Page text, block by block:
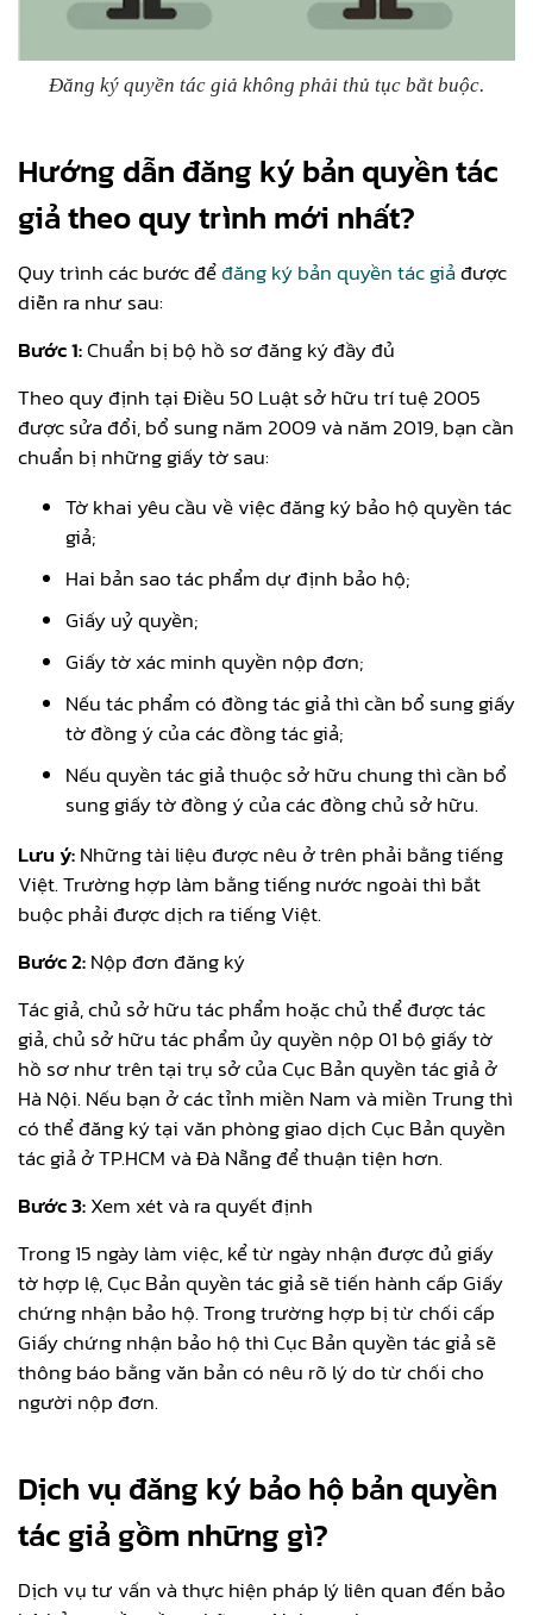
Đăng ký quyền tác giả không phải thủ tục bắt buộc.
Hướng dẫn đăng ký bản quyền tác
giả theo quy trình mới nhất?
Quy trình các bước đểđăng ký bản quyền tác giảđược
diễn ra như sau:
Bước 1:Chuẩn bị bộ hồ sơ đăng ký đầy đủ
Theo quy định tại Điều 50 Luật sở hữu trí tuệ 2005
được sửa đổi, bổ sung năm 2009 và năm 2019, bạn cần
chuẩn bị những giấy tờ sau:
Tờ khai yêu cầu về việc đăng ký bảo hộ quyền tác
giả;
Hai bản sao tác phẩm dự định bảo hộ;
Giấy uỷ quyền;
Giấy tờ xác minh quyền nộp đơn;
Nếu tác phẩm có đồng tác giả thì cần bổ sung giấy
tờ đồng ý của các đồng tác giả;
Nếu quyền tác giả thuộc sở hữu chung thì cần bổ
sung giấy tờ đồng ý của các đồng chủ sở hữu.
Lưu ý:Những tài liệu được nêu ở trên phải bằng tiếng
Việt. Trường hợp làm bằng tiếng nước ngoài thì bắt
buộc phải được dịch ra tiếng Việt.
Bước 2:Nộp đơn đăng ký
Tác giả, chủ sở hữu tác phẩm hoặc chủ thể được tác
giả, chủ sở hữu tác phẩm ủy quyền nộp 01 bộ giấy tờ
hồ sơ như trên tại trụ sở của Cục Bản quyền tác giả ở
Hà Nội. Nếu bạn ở các tỉnh miền Nam và miền Trung thì
có thể đăng ký tại văn phòng giao dịch Cục Bản quyền
tác giả ở TP.HCM và Đà Nẵng để thuận tiện hơn.
Bước 3:Xem xét và ra quyết định
Trong 15 ngày làm việc, kể từ ngày nhận được đủ giấy
tờ hợp lệ, Cục Bản quyền tác giả sẽ tiến hành cấp Giấy
chứng nhận bảo hộ. Trong trường hợp bị từ chối cấp
Giấy chứng nhận bảo hộ thì Cục Bản quyền tác giả sẽ
thông báo bằng văn bản có nêu rõ lý do từ chối cho
người nộp đơn.
Dịch vụ đăng ký bảo hộ bản quyền
tác giả gồm những gì?
Dịch vụ tư vấn và thực hiện pháp lý liên quan đến bảo